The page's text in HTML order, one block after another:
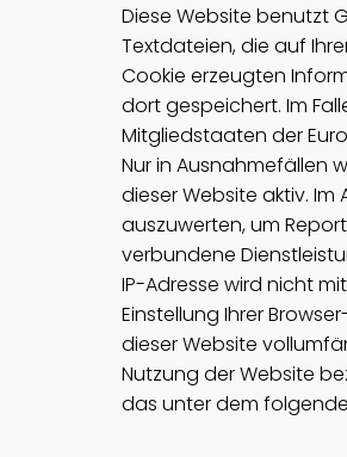
Diese Website benutzt
Textdateien, die auf
Cookie erzeugten
dort gespeichert. Im
Mitgliedstaaten der
Nur in Ausnahmefällen
dieser Website aktiv.
auszuwerten, um
verbundene
IP-Adresse wird nicht
Einstellung Ihrer
dieser Website
Nutzung der Website
das unter dem